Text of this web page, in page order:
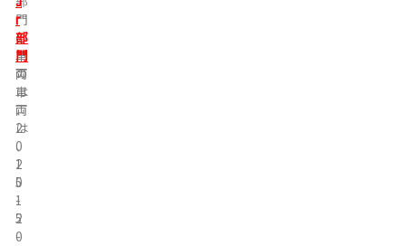
門
の
車
両
は
、
2
0
1
5
-
2
0
r
部
門
の
車
両
は
、
2
0
1
5
-